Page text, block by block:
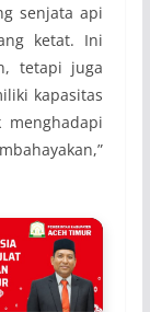
senjata api
ketat. Ini
tetapi juga
kapasitas